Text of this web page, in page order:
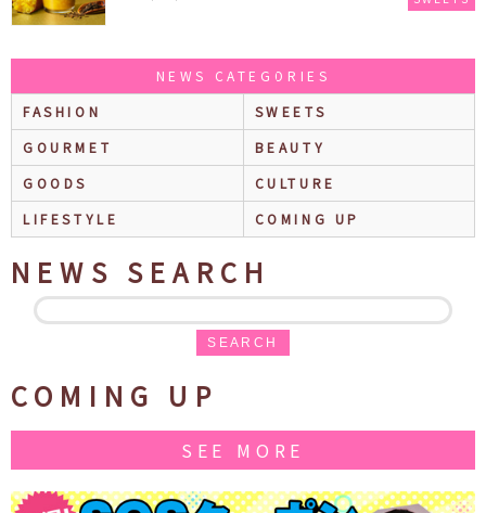
NEWS CATEGORIES
FASHION
SWEETS
GOURMET
BEAUTY
GOODS
CULTURE
LIFESTYLE
COMING UP
NEWS SEARCH
SEARCH
COMING UP
SEE MORE